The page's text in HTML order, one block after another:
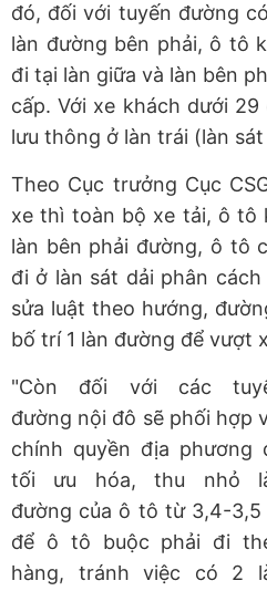
đó, đối với tuyến đường
làn đường bên phải, ô tô
đi tại làn giữa và làn bên
cấp. Với xe khách dưới
lưu thông ở làn trái (làn
Theo Cục trưởng Cục
xe thì toàn bộ xe tải, ô tô
làn bên phải đường, ô tô
đi ở làn sát dải phân
sửa luật theo hướng,
bố trí 1 làn đường để vượt
"Còn đối với các
đường nội đô sẽ phối hợp
chính quyền địa phương
tối ưu hóa, thu nhỏ
đường của ô tô từ 3,4-3,5
để ô tô buộc phải đi
hàng, tránh việc có 2